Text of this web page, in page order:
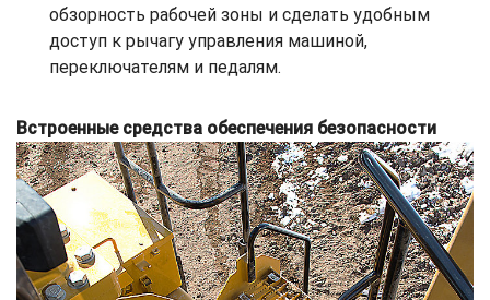
обзорность рабочей зоны и сделать удобным
доступ к рычагу управления машиной,
переключателям и педалям.
Встроенные средства обеспечения безопасности